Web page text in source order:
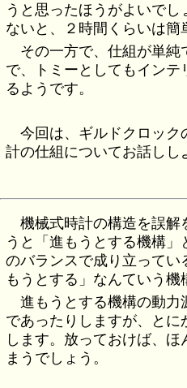
うと思ったほうがよいで
ないと、２時間くらいは簡
その一方で、仕組が単
で、トミーとしてもイン
るようです。
今回は、ギルドクロッ
計の仕組についてお話しし
機械式時計の構造を誤解
うと「進もうとする機構」
のバランスで成り立ってい
もうとする」なんていう機
進もうとする機構の動
であったりしますが、とに
します。放っておけば、
まうでしょう。